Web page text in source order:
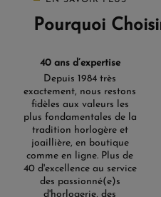
Pourquoi
40 ans d’expertise
Depuis 1984 très
exactement, nous restons
fidèles aux valeurs les
plus fondamentales de la
tradition horlogère et
joaillière, en boutique
comme en ligne. Plus de
40 d'excellence au service
des passionné(e)s
d'horlogerie, des